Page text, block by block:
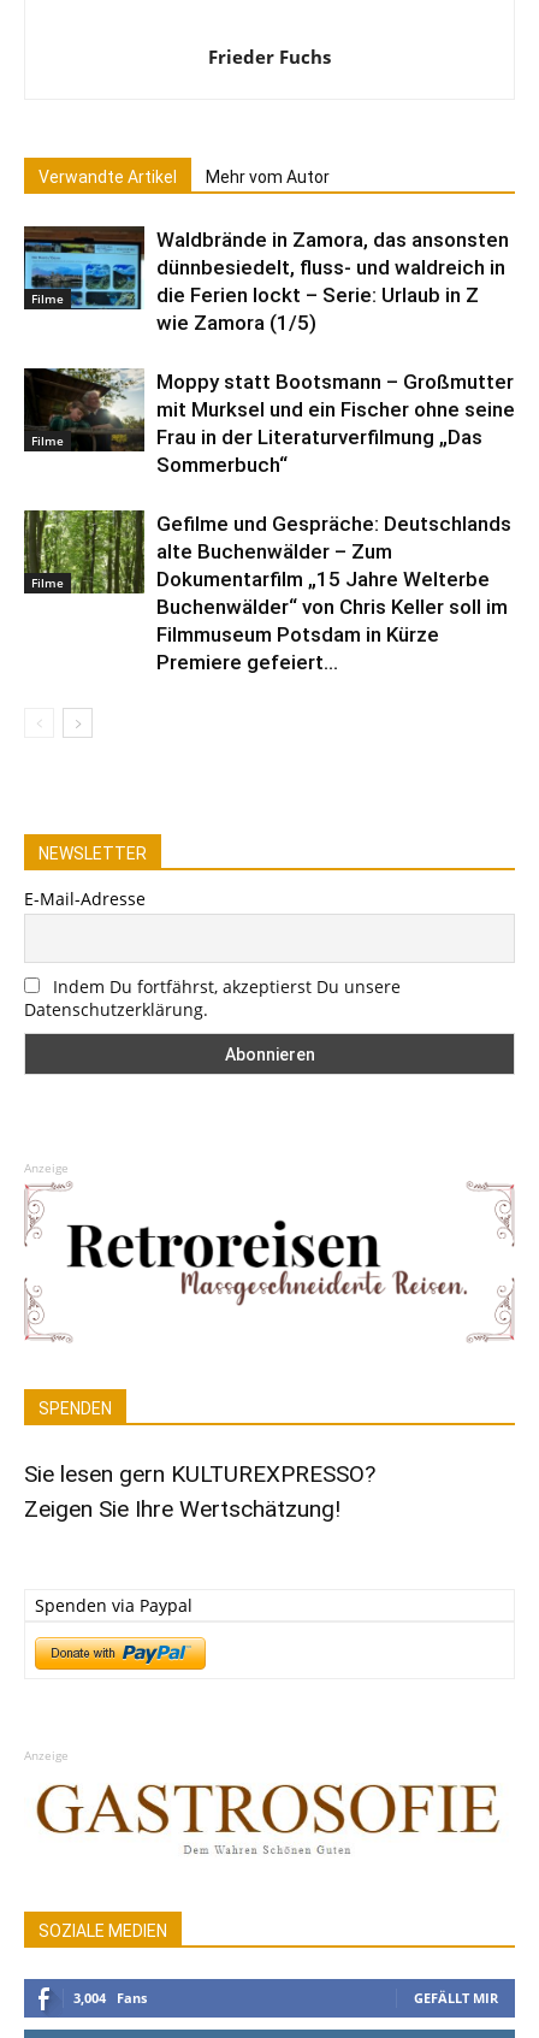
Frieder Fuchs
Verwandte Artikel Mehr vom Autor
Filme
Waldbrände in Zamora, das ansonsten
dünnbesiedelt, fluss- und waldreich in
die Ferien lockt – Serie: Urlaub in Z
wie Zamora (1/5)
Filme
Moppy statt Bootsmann – Großmutter
mit Murksel und ein Fischer ohne seine
Frau in der Literaturverfilmung „Das
Sommerbuch“
Filme
Gefilme und Gespräche: Deutschlands
alte Buchenwälder – Zum
Dokumentarfilm „15 Jahre Welterbe
Buchenwälder“ von Chris Keller soll im
Filmmuseum Potsdam in Kürze
Premiere gefeiert...
NEWSLETTER
E-Mail-Adresse
Indem Du fortfährst, akzeptierst Du unsere
Datenschutzerklärung.
Anzeige
SPENDEN
Sie lesen gern KULTUREXPRESSO?
Zeigen Sie Ihre Wertschätzung!
Spenden via Paypal
Anzeige
SOZIALE MEDIEN
3,004 Fans GEFÄLLT MIR